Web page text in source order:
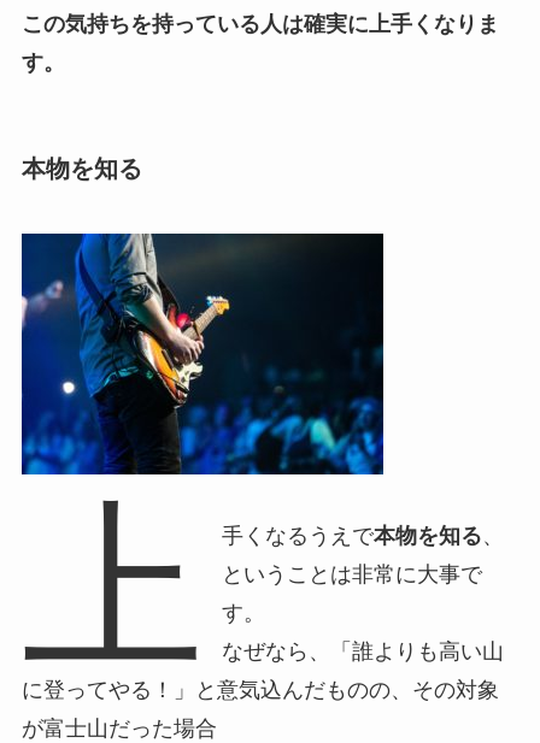
この気持ちを持っている人は確実に上手くなりま
す。
本物を知る
上 手くなるうえで本物を知る、
ということは非常に大事で
す。
なぜなら、「誰よりも高い山
に登ってやる！」と意気込んだものの、その対象
が富士山だった場合